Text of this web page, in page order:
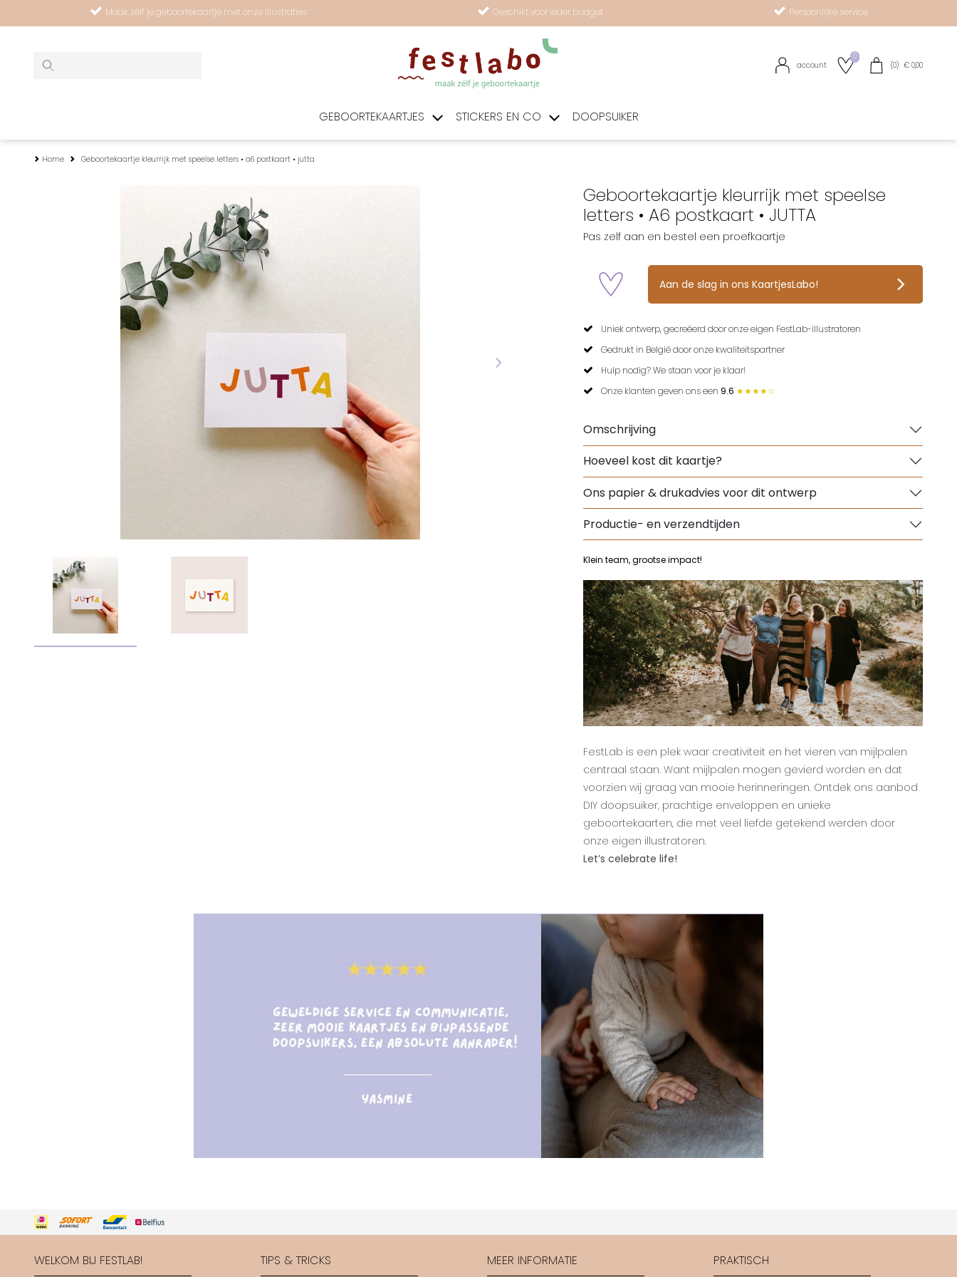
Maak zélf je geboortekaartje met onze illustraties Geschikt voor ieder budget Persoonlijke service
account
0
(0) € 0,00
GEBOORTEKAARTJES STICKERS EN CO DOOPSUIKER
Home Geboortekaartje kleurrijk met speelse letters • a6 postkaart • jutta
Geboortekaartje kleurrijk met speelse
letters • A6 postkaart • JUTTA
Pas zelf aan en bestel een proefkaartje
Aan de slag in ons KaartjesLabo!
Uniek ontwerp, gecreëerd door onze eigen FestLab-illustratoren
Gedrukt in België door onze kwaliteitspartner
Hulp nodig? We staan voor je klaar!
Onze klanten geven ons een 9.6 ★★★★☆
Omschrijving
Hoeveel kost dit kaartje?
Ons papier & drukadvies voor dit ontwerp
Productie- en verzendtijden
Klein team, grootse impact!
FestLab is een plek waar creativiteit en het vieren van mijlpalen
centraal staan. Want mijlpalen mogen gevierd worden en dat
voorzien wij graag van mooie herinneringen. Ontdek ons aanbod
DIY doopsuiker, prachtige enveloppen en unieke
geboortekaarten, die met veel liefde getekend werden door
onze eigen illustratoren.
Let’s celebrate life!
WELKOM BIJ FESTLAB! TIPS & TRICKS MEER INFORMATIE PRAKTISCH